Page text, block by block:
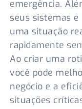
emergência.
seus sistemas
uma situação
rapidamente
Ao criar uma
você pode
negócio e a
situações